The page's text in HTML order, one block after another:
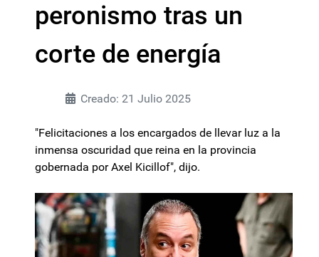
peronismo tras un
corte de energía
Creado: 21 Julio 2025
"Felicitaciones a los encargados de llevar luz a la
inmensa oscuridad que reina en la provincia
gobernada por Axel Kicillof", dijo.